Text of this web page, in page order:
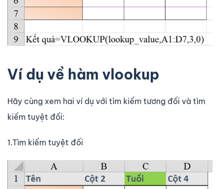
Ví dụ về hàm vlookup
Hãy cùng xem hai ví dụ với tìm kiếm tương đối và tìm
kiếm tuyệt đối:
1.Tìm kiếm tuyệt đối